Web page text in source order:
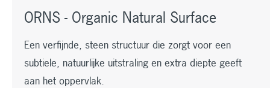
ORNS - Organic Natural Surface
Een verfijnde, steen structuur die zorgt voor een
subtiele, natuurlijke uitstraling en extra diepte geeft
aan het oppervlak.